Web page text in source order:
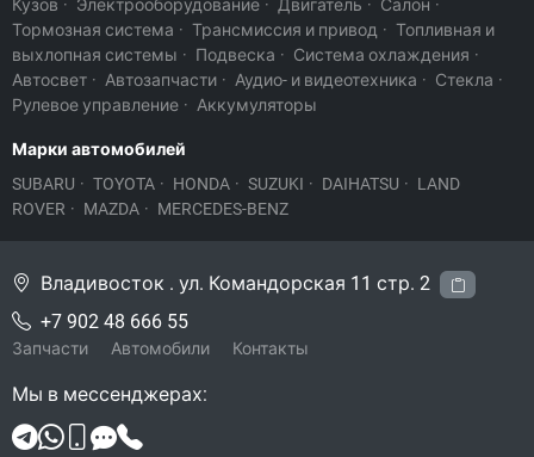
Кузов · Электрооборудование · Двигатель · Салон ·
Тормозная система · Трансмиссия и привод · Топливная и
выхлопная системы · Подвеска · Система охлаждения ·
Автосвет · Автозапчасти · Аудио- и видеотехника · Стекла ·
Рулевое управление · Аккумуляторы
Марки автомобилей
SUBARU · TOYOTA · HONDA · SUZUKI · DAIHATSU · LAND
ROVER · MAZDA · MERCEDES-BENZ
Владивосток . ул. Командорская 11 стр. 2
+7 902 48 666 55
Запчасти Автомобили Контакты
Мы в мессенджерах: